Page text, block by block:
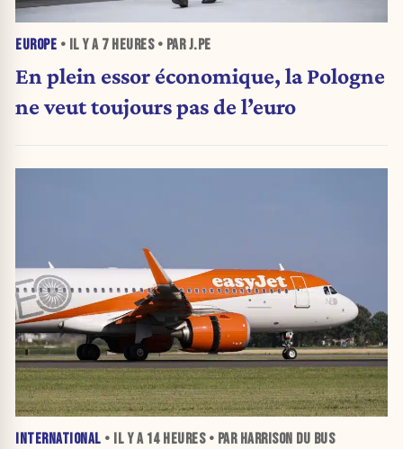
EUROPE • IL Y A 7 HEURES• PAR J.PE
En plein essor économique, la Pologne
ne veut toujours pas de l’euro
INTERNATIONAL • IL Y A 14 HEURES• PAR HARRISON DU BUS